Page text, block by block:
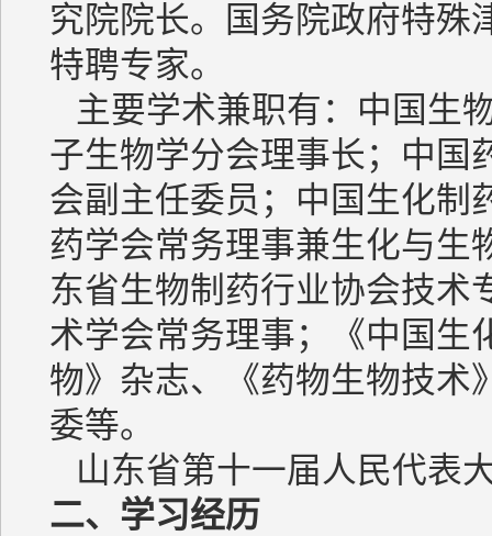
究院院长。国务院政府特
特聘专家。
主要学术兼职有：中国生
子生物学分会理事长；中国
会副主任委员；中国生化制
药学会常务理事兼生化与生
东省生物制药行业协会技术
术学会常务理事；《中国生
物》杂志、《药物生物技术
委等。
山东省第十一届人民代表
二、学习经历